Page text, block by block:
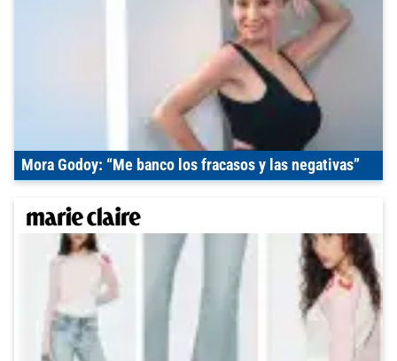
Mora Godoy: “Me banco los fracasos y las negativas”